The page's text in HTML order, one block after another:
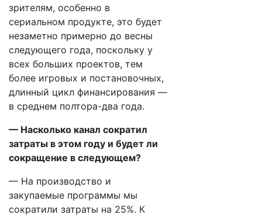
зрителям, особенно в
сериальном продукте, это будет
незаметно примерно до весны
следующего года, поскольку у
всех больших проектов, тем
более игровых и постановочных,
длинный цикл финансирования —
в среднем полтора-два года.
— Насколько канал сократил
затраты в этом году и будет ли
сокращение в следующем?
— На производство и
закупаемые программы мы
сократили затраты на 25%. К